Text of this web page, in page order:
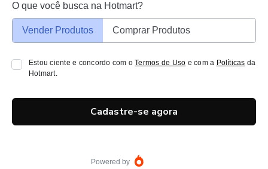
O que você busca na Hotmart?
Vender Produtos Comprar Produtos
Estou ciente e concordo com oTermos de Uso e com a Políticas da
Hotmart.
Cadastre-se agora
Powered by